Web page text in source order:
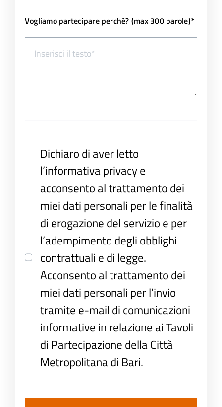
Vogliamo partecipare perchè? (max 300 parole)*
Dichiaro di aver letto
l’informativa privacy e
acconsento al trattamento dei
miei dati personali per le finalità
di erogazione del servizio e per
l’adempimento degli obblighi
contrattuali e di legge.
Acconsento al trattamento dei
miei dati personali per l’invio
tramite e-mail di comunicazioni
informative in relazione ai Tavoli
di Partecipazione della Città
Metropolitana di Bari.